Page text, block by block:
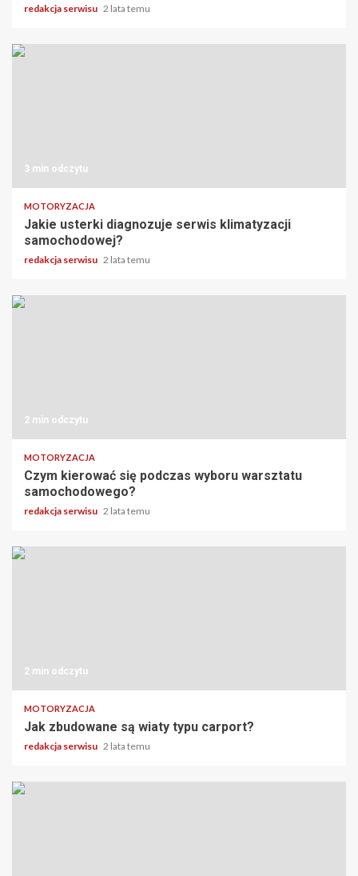
redakcja serwisu 2 lata temu
3 min odczytu
MOTORYZACJA
Jakie usterki diagnozuje serwis klimatyzacji
samochodowej?
redakcja serwisu 2 lata temu
2 min odczytu
MOTORYZACJA
Czym kierować się podczas wyboru warsztatu
samochodowego?
redakcja serwisu 2 lata temu
2 min odczytu
MOTORYZACJA
Jak zbudowane są wiaty typu carport?
redakcja serwisu 2 lata temu